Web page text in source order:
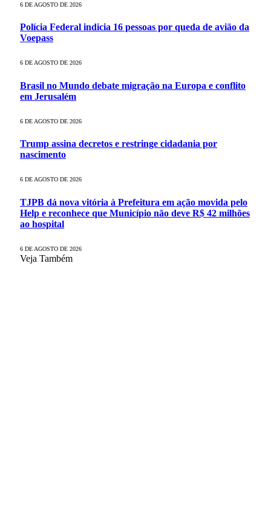
6 DE AGOSTO DE 2026
Polícia Federal indicia 16 pessoas por queda de avião da
Voepass
6 DE AGOSTO DE 2026
Brasil no Mundo debate migração na Europa e conflito
em Jerusalém
6 DE AGOSTO DE 2026
Trump assina decretos e restringe cidadania por
nascimento
6 DE AGOSTO DE 2026
TJPB dá nova vitória à Prefeitura em ação movida pelo
Help e reconhece que Município não deve R$ 42 milhões
ao hospital
6 DE AGOSTO DE 2026
Veja Também